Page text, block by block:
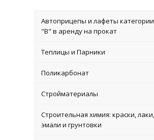
Автоприцепы и лафеты категории
"B" в аренду на прокат
Теплицы и Парники
Поликарбонат
Стройматериалы
Строительная химия: краски, лаки,
эмали и грунтовки